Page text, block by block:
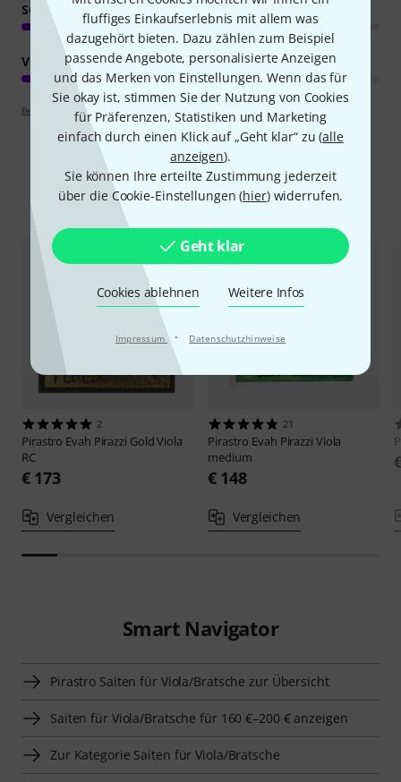
fluffiges Einkaufserlebnis mit allem was
dazugehört bieten. Dazu zählen zum Beispiel
passende Angebote, personalisierte Anzeigen
und das Merken von Einstellungen. Wenn das für
Sie okay ist, stimmen Sie der Nutzung von Cookies
für Präferenzen, Statistiken und Marketing
einfach durch einen Klick auf „Geht klar“ zu (alle
anzeigen).
Sie können Ihre erteilte Zustimmung jederzeit
über die Cookie-Einstellungen (hier) widerrufen.
Geht klar
Cookies ablehnen Weitere Infos
Impressum · Datenschutzhinweise
SOUND
VERARBEITUNG
Bewertungsrichtlinien
Alternativen vergleichen
2
Pirastro Evah Pirazzi Gold Viola
RC
€ 173
Vergleichen
21
Pirastro Evah Pirazzi Viola
medium
€ 148
Vergleichen
Smart Navigator
Pirastro Saiten für Viola/Bratsche zur Übersicht
Saiten für Viola/Bratsche für 160 €–200 € anzeigen
Zur Kategorie Saiten für Viola/Bratsche